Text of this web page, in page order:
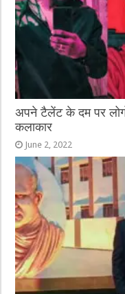
अपने टैलेंट के दम पर
कलाकार
June 2, 2022